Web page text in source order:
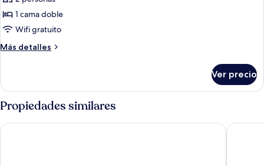
de
Habitación
básica
doble
1 cama doble
Wifi gratuito
Más detalles
Más
básica
doble
Ver precio
Propiedades similares
North West Restaurant & Guesthouse Hotel